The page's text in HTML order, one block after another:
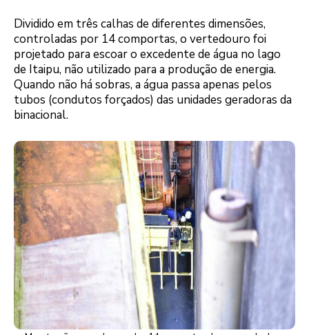
Dividido em três calhas de diferentes dimensões,
controladas por 14 comportas, o vertedouro foi
projetado para escoar o excedente de água no lago
de Itaipu, não utilizado para a produção de energia.
Quando não há sobras, a água passa apenas pelos
tubos (condutos forçados) das unidades geradoras da
binacional.